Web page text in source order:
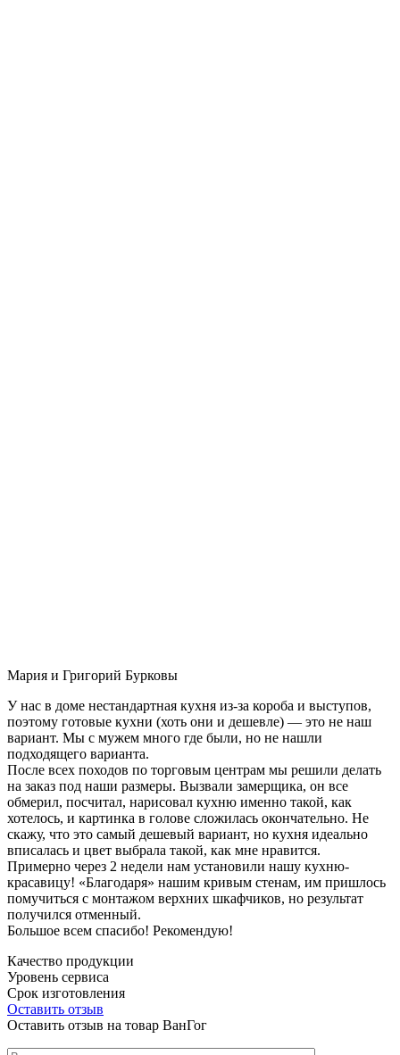
Мария и Григорий Бурковы
У нас в доме нестандартная кухня из-за короба и выступов,
поэтому готовые кухни (хоть они и дешевле) — это не наш
вариант. Мы с мужем много где были, но не нашли
подходящего варианта.
После всех походов по торговым центрам мы решили делать
на заказ под наши размеры. Вызвали замерщика, он все
обмерил, посчитал, нарисовал кухню именно такой, как
хотелось, и картинка в голове сложилась окончательно. Не
скажу, что это самый дешевый вариант, но кухня идеально
вписалась и цвет выбрала такой, как мне нравится.
Примерно через 2 недели нам установили нашу кухню-
красавицу! «Благодаря» нашим кривым стенам, им пришлось
помучиться с монтажом верхних шкафчиков, но результат
получился отменный.
Большое всем спасибо! Рекомендую!
Качество продукции
Уровень сервиса
Срок изготовления
Оставить отзыв
Оставить отзыв на товар ВанГог